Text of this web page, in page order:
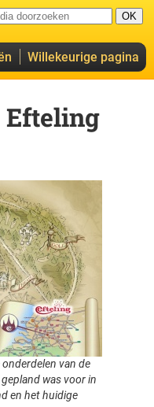
Willekeurige pagina
Efteling
van de
was voor in
en het huidige